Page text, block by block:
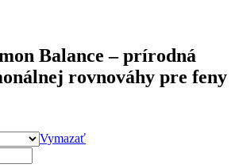
Balance – prírodná
rovnováhy pre feny
Vymazať